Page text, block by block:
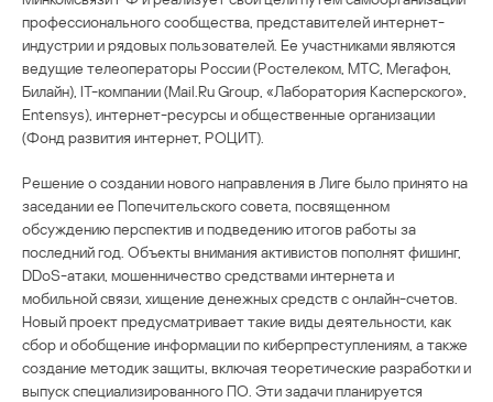
профессионального сообщества, представителей интернет-
индустрии и рядовых пользователей. Ее участниками являются
ведущие телеоператоры России (Ростелеком, МТС, Мегафон,
Билайн), IT-компании (Mail.Ru Group, «Лаборатория Касперского»,
Entensys), интернет-ресурсы и общественные организации
(Фонд развития интернет, РОЦИТ).
Решение о создании нового направления в Лиге было принято на
заседании ее Попечительского совета, посвященном
обсуждению перспектив и подведению итогов работы за
последний год. Объекты внимания активистов пополнят фишинг,
DDoS-атаки, мошенничество средствами интернета и
мобильной связи, хищение денежных средств с онлайн-счетов.
Новый проект предусматривает такие виды деятельности, как
сбор и обобщение информации по киберпреступлениям, а также
создание методик защиты, включая теоретические разработки и
выпуск специализированного ПО. Эти задачи планируется